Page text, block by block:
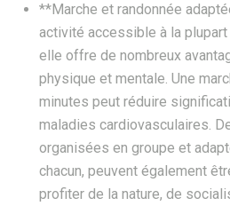
**Marche et randonnée
activité accessible à la
elle offre de nombreux
physique et mentale. Une
minutes peut réduire
maladies cardiovasculaires.
organisées en groupe et
chacun, peuvent également
profiter de la nature, de